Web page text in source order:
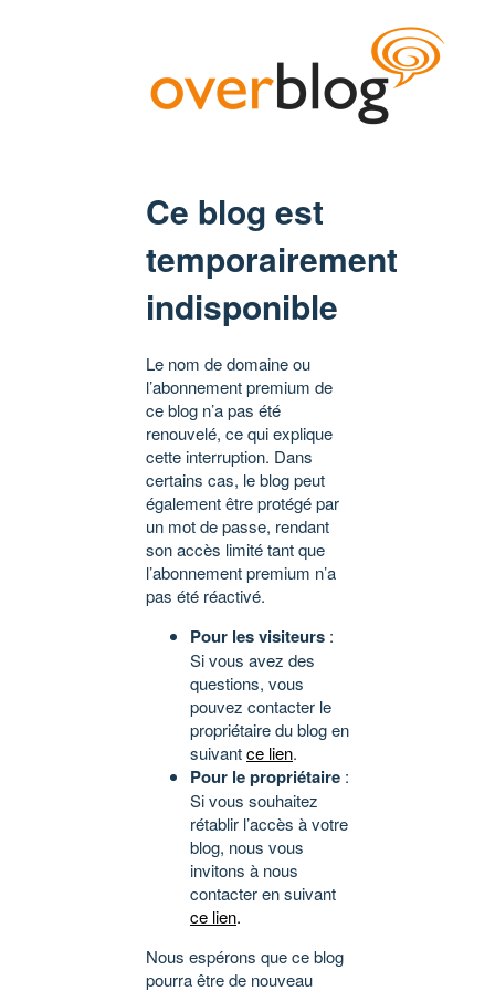
Ce blog est
temporairement
indisponible
Le nom de domaine ou
l’abonnement premium de
ce blog n’a pas été
renouvelé, ce qui explique
cette interruption. Dans
certains cas, le blog peut
également être protégé par
un mot de passe, rendant
son accès limité tant que
l’abonnement premium n’a
pas été réactivé.
Pour les visiteurs :
Si vous avez des
questions, vous
pouvez contacter le
propriétaire du blog en
suivantce lien.
Pour le propriétaire :
Si vous souhaitez
rétablir l’accès à votre
blog, nous vous
invitons à nous
contacter en suivant
ce lien.
Nous espérons que ce blog
pourra être de nouveau